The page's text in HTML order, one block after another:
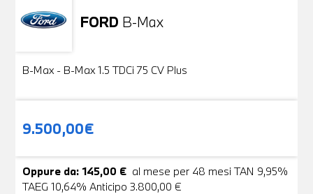
FORD B-Max
B-Max - B-Max 1.5 TDCi 75 CV Plus
9.500,00€
Oppure da: 145,00 € al mese per 48 mesi TAN 9,95%
TAEG 10,64% Anticipo 3.800,00 €